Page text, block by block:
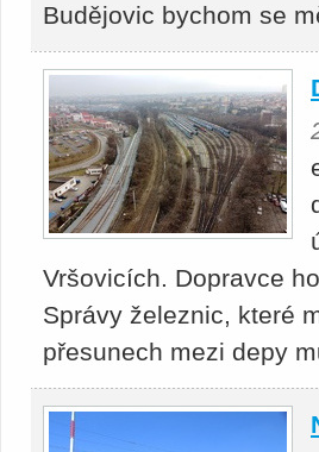
Budějovic bychom se
Vršovicích. Dopravce
Správy železnic, které
přesunech mezi depy